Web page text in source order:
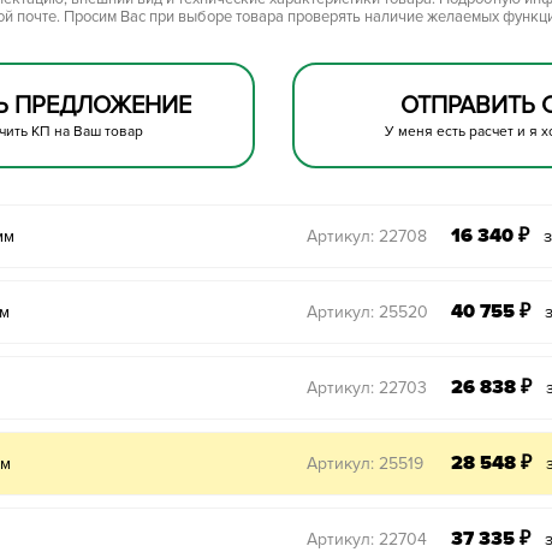
почте. Просим Вас при выборе товара проверять наличие желаемых
ПРЕДЛОЖЕНИЕ
КП на Ваш товар
ОТПРАВИТЬ
У меня есть расчет и я
Артикул: 22708 16 340 ₽
Артикул: 25520 40 755 ₽
Артикул: 22703 26 838 ₽
Артикул: 25519 28 548 ₽
Артикул: 22704 37 335 ₽